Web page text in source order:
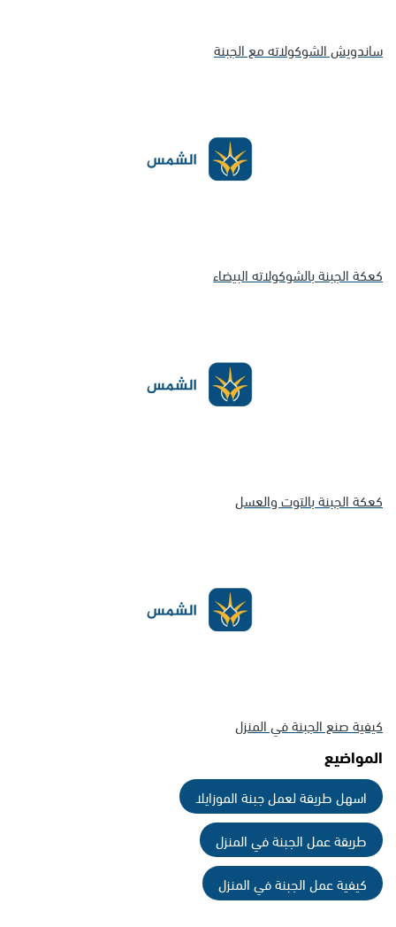
ساندويش الشوكولاته مع الجبنة
كعكة الجبنة بالشوكولاته البيضاء
كعكة الجبنة بالتوت والعسل
كيفية صنع الجبنة في المنزل
المواضيع
اسهل طريقة لعمل جبنة الموزايلا
طريقة عمل الجبنة في المنزل
كيفية عمل الجبنة في المنزل